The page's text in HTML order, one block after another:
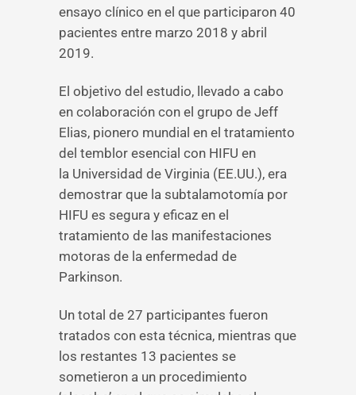
ensayo clínico en el que participaron 40
pacientes entre marzo 2018 y abril
2019.
El objetivo del estudio, llevado a cabo
en colaboración con el grupo de Jeff
Elias, pionero mundial en el tratamiento
del temblor esencial con HIFU en
la Universidad de Virginia (EE.UU.), era
demostrar que la subtalamotomía por
HIFU es segura y eficaz en el
tratamiento de las manifestaciones
motoras de la enfermedad de
Parkinson.
Un total de 27 participantes fueron
tratados con esta técnica, mientras que
los restantes 13 pacientes se
sometieron a un procedimiento